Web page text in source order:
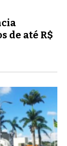
de até R$